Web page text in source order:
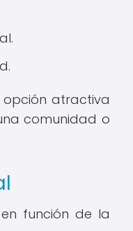
opción atractiva
comunidad o
función de la